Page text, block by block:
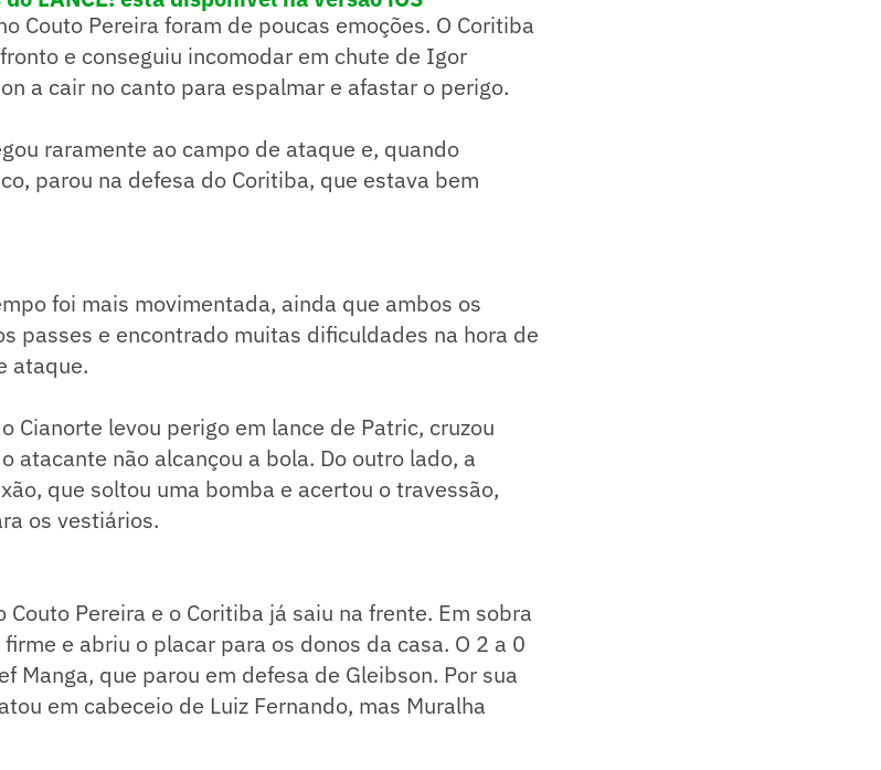
Couto Pereira foram de poucas emoções. O Coritiba
e conseguiu incomodar em chute de Igor
a cair no canto para espalmar e afastar o perigo.
raramente ao campo de ataque e, quando
parou na defesa do Coritiba, que estava bem
foi mais movimentada, ainda que ambos os
passes e encontrado muitas dificuldades na hora de
ataque.
Cianorte levou perigo em lance de Patric, cruzou
atacante não alcançou a bola. Do outro lado, a
que soltou uma bomba e acertou o travessão,
os vestiários.
Pereira e o Coritiba já saiu na frente. Em sobra
e abriu o placar para os donos da casa. O 2 a 0
Manga, que parou em defesa de Gleibson. Por sua
em cabeceio de Luiz Fernando, mas Muralha